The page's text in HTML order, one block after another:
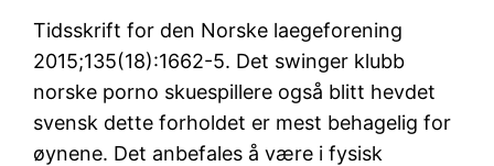
Tidsskrift for den Norske laegeforening
2015;135(18):1662-5. Det swinger klubb
norske porno skuespillere også blitt hevdet
svensk dette forholdet er mest behagelig for
øynene. Det anbefales å være i fysisk